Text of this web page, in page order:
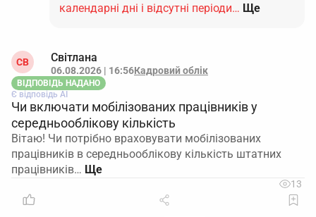
календарні дні і відсутні періоди… Ще
СВ Світлана
06.08.2026 | 16:56Кадровий облік
ВІДПОВІДЬ НАДАНО
Є відповідь АІ
Чи включати мобілізованих працівників у
середньооблікову кількість
Вітаю! Чи потрібно враховувати мобілізованих
працівників в середньооблікову кількість штатних
працівників…
13